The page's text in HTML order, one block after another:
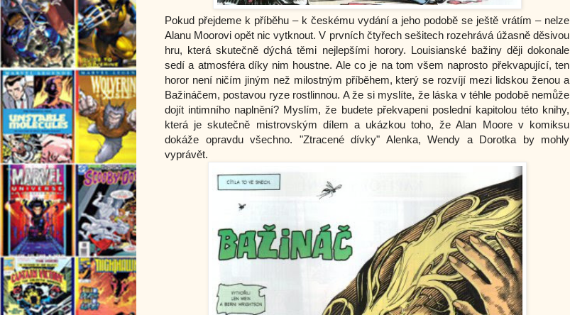
Pokud přejdeme k příběhu – k českému vydání a jeho podobě se ještě vrátím – nelze
Alanu Moorovi opět nic vytknout. V prvních čtyřech sešitech rozehrává úžasně děsivou
hru, která skutečně dýchá těmi nejlepšími horory. Louisianské bažiny ději dokonale
sedí a atmosféra díky nim houstne. Ale co je na tom všem naprosto překvapující, ten
horor není ničím jiným než milostným příběhem, který se rozvíjí mezi lidskou ženou a
Bažináčem, postavou ryze rostlinnou. A že si myslíte, že láska v téhle podobě nemůže
dojít intimního naplnění? Myslím, že budete překvapeni poslední kapitolou této knihy,
která je skutečně mistrovským dílem a ukázkou toho, že Alan Moore v komiksu
dokáže opravdu všechno. "Ztracené dívky" Alenka, Wendy a Dorotka by mohly
vyprávět.